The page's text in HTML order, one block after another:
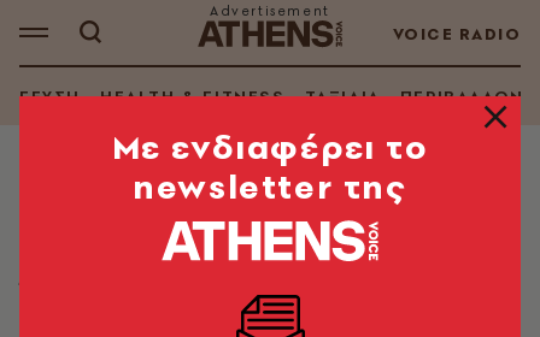
VOICE RADIO
ΓΕΥΣΗ HEALTH & FITNESS ΤΑΞΙΔΙΑ ΠΕΡΙΒΑΛΛΟΝ
LIFE IN ATHENS
Ελεγεία στο drag
Όταν μια queen ανεβαίνει στη σκηνή, δεν τη βλέπεις
μόνο να χορεύει ή να τραγουδάει, τη βλέπεις να
Mε ενδιαφέρει το
newsletter της